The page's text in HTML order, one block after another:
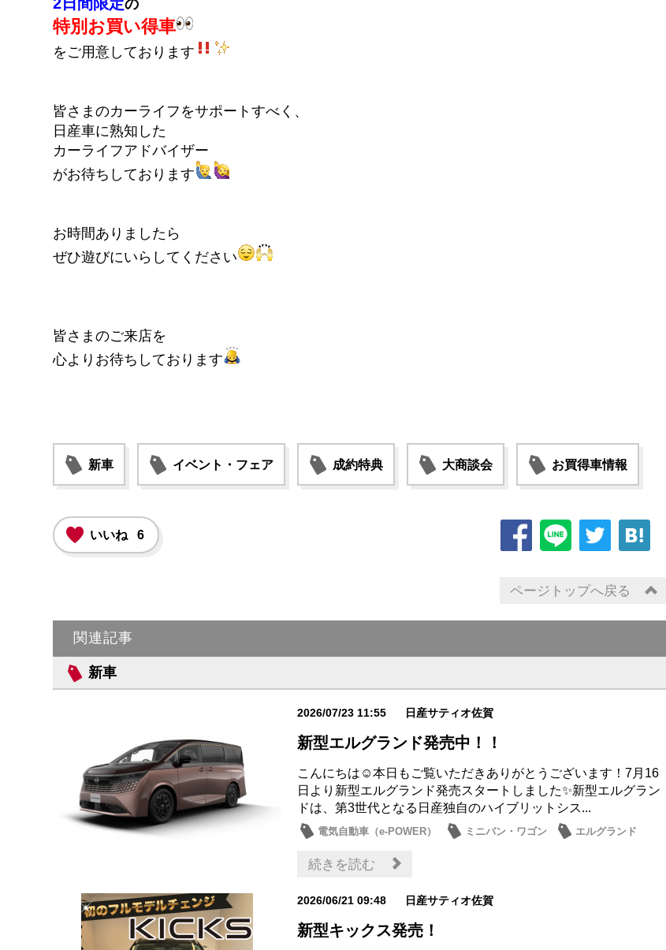
の
特別お買い得車
をご用意しております
皆さまのカーライフをサポートすべく、
日産車に熟知した
カーライフアドバイザー
がお待ちしております
お時間ありましたら
ぜひ遊びにいらしてください
皆さまのご来店を
心よりお待ちしております
新車 イベント・フェア 成約特典 大商談会 お買得車情報
いいね 6
ページトップへ戻る
関連記事
新車
2026/07/23 11:55 日産サティオ佐賀
新型エルグランド発売中！！
こんにちは☺本日もご覧いただきありがとうございます！7月16
日より新型エルグランド発売スタートしました✨新型エルグラン
ドは、第3世代となる日産独自のハイブリットシス...
電気自動車（e-POWER） ミニバン・ワゴン
エルグランド
続きを読む
2026/06/21 09:48 日産サティオ佐賀
新型キックス発売！